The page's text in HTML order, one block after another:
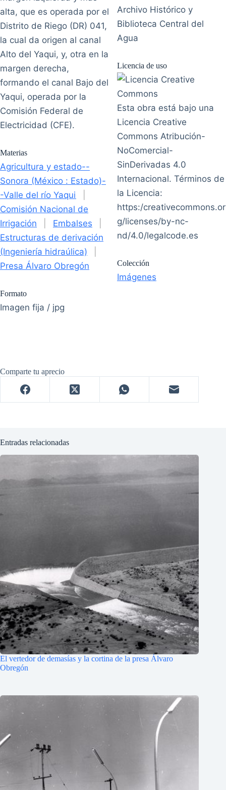
alta, que es operada por el
Distrito de Riego (DR) 041,
la cual da origen al canal
Alto del Yaqui, y, otra en la
margen derecha,
formando el canal Bajo del
Yaqui, operada por la
Comisión Federal de
Electricidad (CFE).
Materias
Agricultura y estado--
Sonora (México : Estado)-
-Valle del río Yaqui
Comisión Nacional de
Irrigación
Embalses
Estructuras de derivación
(Ingeniería hidraúlica)
Presa Álvaro Obregón
Formato
Imagen fija / jpg
Archivo Histórico y
Biblioteca Central del
Agua
Licencia de uso
Esta obra está bajo una
Licencia Creative
Commons Atribución-
NoComercial-
SinDerivadas 4.0
Internacional. Términos de
la Licencia:
https:/creativecommons.or
g/licenses/by-nc-
nd/4.0/legalcode.es
Colección
Imágenes
Comparte tu aprecio
Entradas relacionadas
El vertedor de demasías y la cortina de la presa Álvaro
Obregón